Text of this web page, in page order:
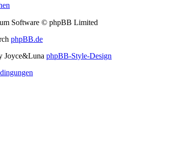
Software © phpBB Limited
phpBB.de
Joyce&Luna phpBB-Style-Design